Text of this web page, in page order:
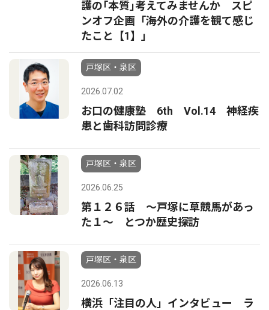
護の｢本質｣考えてみませんか スピ
ンオフ企画「海外の介護を観て感じ
たこと【1】」
戸塚区・泉区
2026.07.02
お口の健康塾 6th Vol.14 神経疾
患と歯科訪問診療
戸塚区・泉区
2026.06.25
第１２６話 〜戸塚に草競馬があっ
た１〜 とつか歴史探訪
戸塚区・泉区
2026.06.13
横浜「注目の人」インタビュー ラ